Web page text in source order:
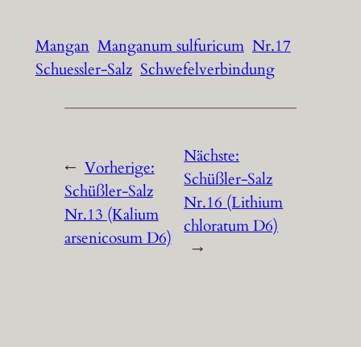
Mangan Manganum sulfuricum Nr.17
Schuessler-Salz Schwefelverbindung
← Vorherige:
Schüßler-Salz
Nr.13 (Kalium
arsenicosum D6)
Nächste:
Schüßler-Salz
Nr.16 (Lithium
chloratum D6)
→